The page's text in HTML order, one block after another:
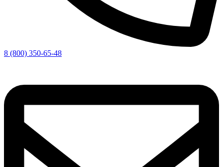
8 (800) 350-65-48